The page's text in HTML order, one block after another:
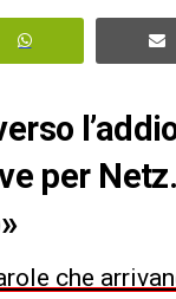
per
che